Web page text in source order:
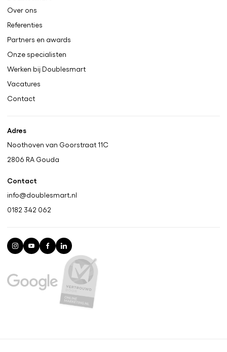
Over ons
Referenties
Partners en awards
Onze specialisten
Werken bij Doublesmart
Vacatures
Contact
Adres
Noothoven van Goorstraat 11C
2806 RA Gouda
Contact
info@doublesmart.nl
0182 342 062